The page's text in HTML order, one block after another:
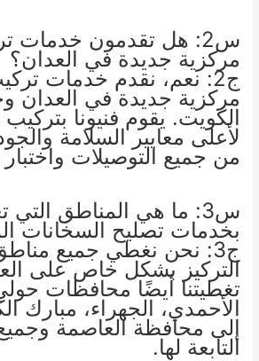
س2: هل تقدمون خدمات
مركزية جديدة في العدان؟
ج2: نعم، نقدم خدمات
مركزية جديدة في العدان
الكويت. يقوم فنيونا
لأعلى معايير السلامة
من جميع التوصيلات واختبار
س3: ما هي المناطق التي
بخدمات تصليح السخانات
ج3: نحن نغطي جميع
التركيز بشكل خاص على
تغطيتنا أيضًا محافظات
الأحمدي، الجهراء، مبارك
إلى محافظة العاصمة
التابعة لها.